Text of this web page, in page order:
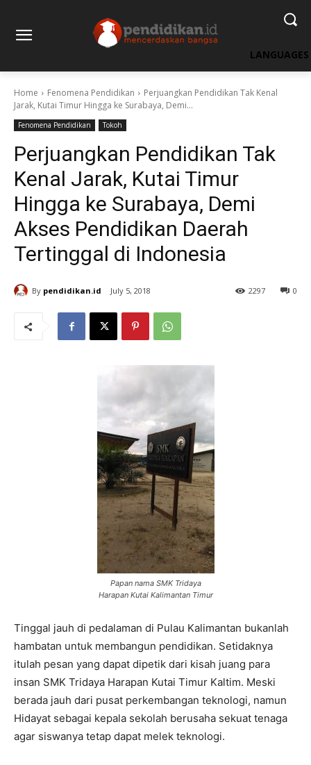
LANGUAGES
Home Fenomena Pendidikan
Perjuangkan Pendidikan Tak Kenal
Jarak, Kutai Timur Hingga ke Surabaya, Demi...
Fenomena Pendidikan Tokoh
Perjuangkan Pendidikan Tak
Kenal Jarak, Kutai Timur
Hingga ke Surabaya, Demi
Akses Pendidikan Daerah
Tertinggal di Indonesia
By pendidikan.id July 5, 2018 0
2297
Papan nama SMK Tridaya
Harapan Kutai Kalimantan Timur
Tinggal jauh di pedalaman di Pulau Kalimantan bukanlah
hambatan untuk membangun pendidikan. Setidaknya
itulah pesan yang dapat dipetik dari kisah juang para
insan SMK Tridaya Harapan Kutai Timur Kaltim. Meski
berada jauh dari pusat perkembangan teknologi, namun
Hidayat sebagai kepala sekolah berusaha sekuat tenaga
agar siswanya tetap dapat melek teknologi.